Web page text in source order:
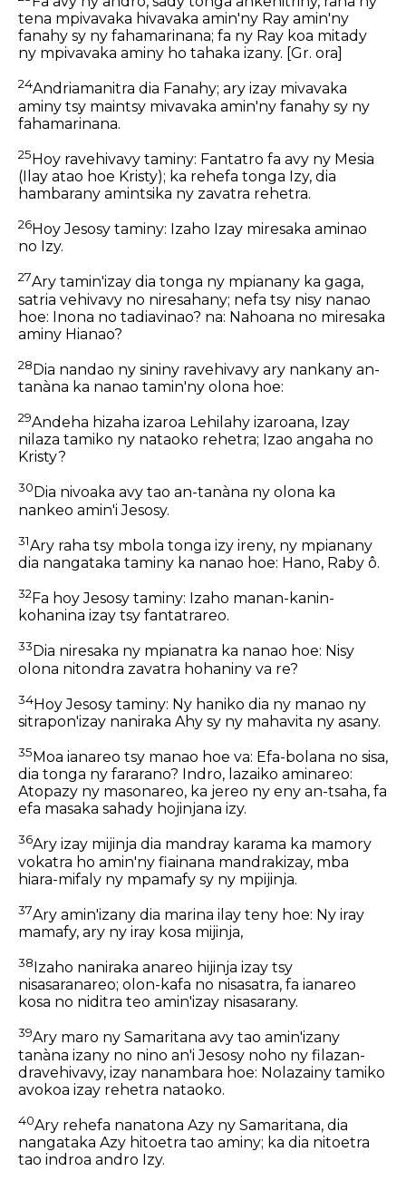
tena mpivavaka hivavaka amin'ny Ray amin'ny
fanahy sy ny fahamarinana; fa ny Ray koa mitady
ny mpivavaka aminy ho tahaka izany. [Gr. ora]
24Andriamanitra dia Fanahy; ary izay mivavaka
aminy tsy maintsy mivavaka amin'ny fanahy sy ny
fahamarinana.
25Hoy ravehivavy taminy: Fantatro fa avy ny Mesia
(Ilay atao hoe Kristy); ka rehefa tonga Izy, dia
hambarany amintsika ny zavatra rehetra.
26Hoy Jesosy taminy: Izaho Izay miresaka aminao
no Izy.
27Ary tamin'izay dia tonga ny mpianany ka gaga,
satria vehivavy no niresahany; nefa tsy nisy nanao
hoe: Inona no tadiavinao? na: Nahoana no miresaka
aminy Hianao?
28Dia nandao ny sininy ravehivavy ary nankany an-
tanàna ka nanao tamin'ny olona hoe:
29Andeha hizaha izaroa Lehilahy izaroana, Izay
nilaza tamiko ny nataoko rehetra; Izao angaha no
Kristy?
30 Dia nivoaka avy tao an-tanàna ny olona ka
nankeo amin'i Jesosy.
31Ary raha tsy mbola tonga izy ireny, ny mpianany
dia nangataka taminy ka nanao hoe: Hano, Raby ô.
32 Fa hoy Jesosy taminy: Izaho manan-kanin-
kohanina izay tsy fantatrareo.
33 Dia niresaka ny mpianatra ka nanao hoe: Nisy
olona nitondra zavatra hohaniny va re?
34Hoy Jesosy taminy: Ny haniko dia ny manao ny
sitrapon'izay naniraka Ahy sy ny mahavita ny asany.
35 Moa ianareo tsy manao hoe va: Efa-bolana no sisa,
dia tonga ny fararano? Indro, lazaiko aminareo:
Atopazy ny masonareo, ka jereo ny eny an-tsaha, fa
efa masaka sahady hojinjana izy.
36Ary izay mijinja dia mandray karama ka mamory
vokatra ho amin'ny fiainana mandrakizay, mba
hiara-mifaly ny mpamafy sy ny mpijinja.
37Ary amin'izany dia marina ilay teny hoe: Ny iray
mamafy, ary ny iray kosa mijinja,
38 Izaho naniraka anareo hijinja izay tsy
nisasaranareo; olon-kafa no nisasatra, fa ianareo
kosa no niditra teo amin'izay nisasarany.
39Ary maro ny Samaritana avy tao amin'izany
tanàna izany no nino an'i Jesosy noho ny filazan-
dravehivavy, izay nanambara hoe: Nolazainy tamiko
avokoa izay rehetra nataoko.
40Ary rehefa nanatona Azy ny Samaritana, dia
nangataka Azy hitoetra tao aminy; ka dia nitoetra
tao indroa andro Izy.